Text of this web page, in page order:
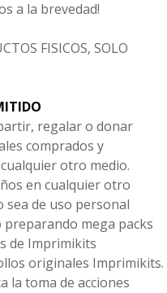
a la brevedad!
FISICOS, SOLO
regalar o donar
comprados y
otro medio.
en cualquier otro
sea de uso personal
mega packs
de Imprimikits
originales Imprimikits.
la toma de acciones